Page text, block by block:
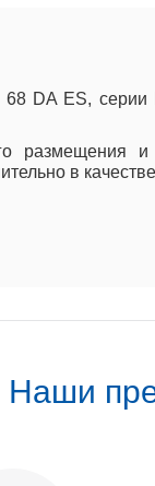
DA ES,
в
Наши